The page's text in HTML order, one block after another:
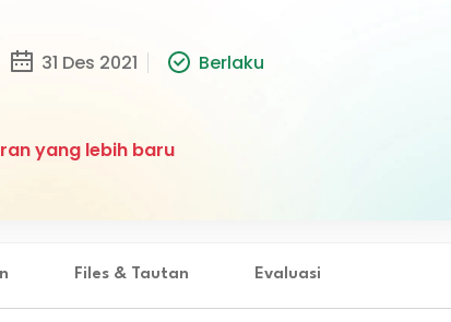
Simplifikasi Regulasi
Program Perencanaan
31 Des 2021 Berlaku
yang lebih baru
Files & Tautan Evaluasi